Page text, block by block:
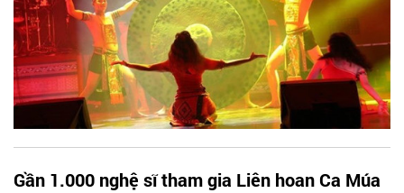
Gần 1.000 nghệ sĩ tham gia Liên hoan Ca Múa